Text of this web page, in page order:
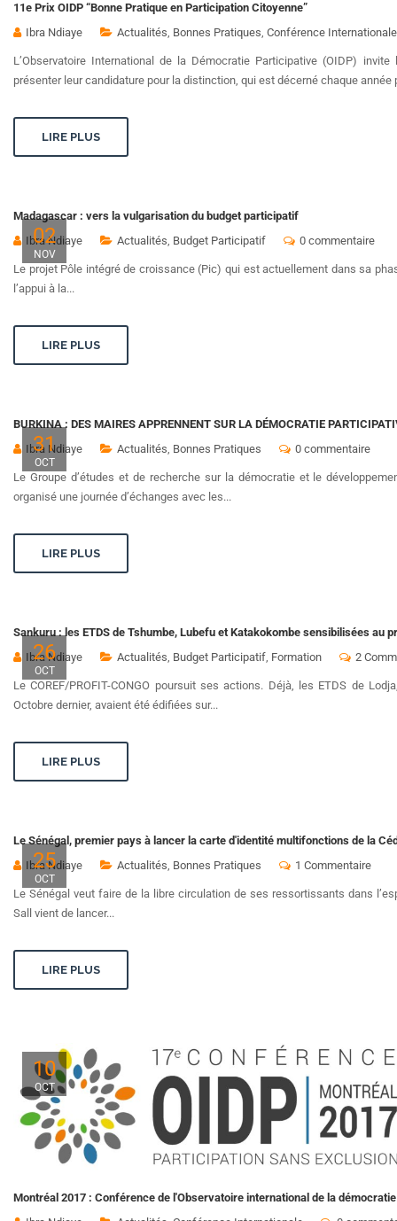
11e Prix OIDP “Bonne Pratique en Participation Citoyenne”
Ibra Ndiaye
Actualités, Bonnes Pratiques, Conférence Internationale
L’Observatoire International de la Démocratie Participative (OIDP)
présenter leur candidature pour la distinction, qui est décerné chaque année
LIRE PLUS
02
NOV
Madagascar : vers la vulgarisation du budget participatif
Ibra Ndiaye
Actualités, Budget Participatif 0 commentaire
Le projet Pôle intégré de croissance (Pic) qui est actuellement dans sa
l’appui à la...
LIRE PLUS
31
OCT
BURKINA : DES MAIRES APPRENNENT SUR LA DÉMOCRATIE
Ibra Ndiaye
Actualités, Bonnes Pratiques 0 commentaire
Le Groupe d’études et de recherche sur la démocratie et le
organisé une journée d’échanges avec les...
LIRE PLUS
26
OCT
Sankuru : les ETDS de Tshumbe, Lubefu et Katakokombe sensibilisées au
Ibra Ndiaye
Actualités, Budget Participatif, Formation 2
Le COREF/PROFIT-CONGO poursuit ses actions. Déjà, les ETDS de
Octobre dernier, avaient été édifiées sur...
LIRE PLUS
25
OCT
Le Sénégal, premier pays à lancer la carte d'identité multifonctions de la
Ibra Ndiaye
Actualités, Bonnes Pratiques 1 Commentaire
Le Sénégal veut faire de la libre circulation de ses ressortissants dans
Sall vient de lancer...
LIRE PLUS
10
OCT
Montréal 2017 : Conférence de l'Observatoire international de la